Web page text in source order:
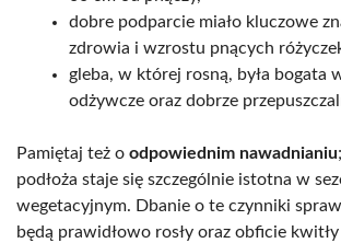
dobre podparcie miało kluczowe
zdrowia i wzrostu pnących
gleba, w której rosną, była bogata
odżywcze oraz dobrze
Pamiętaj też o odpowiednim nawadnianiu
podłoża staje się szczególnie istotna w
wegetacyjnym. Dbanie o te czynniki
będą prawidłowo rosły oraz obficie